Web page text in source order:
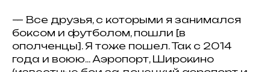
— Все друзья, с которыми я занимался
боксом и футболом, пошли [в
ополченцы]. Я тоже пошел. Так с 2014
года и воюю... Аэропорт, Широкино